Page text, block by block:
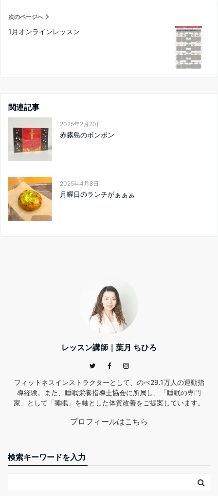
次のページへ
1月オンラインレッスン
関連記事
2025年2月20日
赤霧島のボンボン
2025年4月8日
月曜日のランチがぁぁぁ
レッスン講師｜葉月 ちひろ
フィットネスインストラクターとして、のべ29.1万人の運動指
導経験。また、睡眠栄養指導士協会に所属し、「睡眠の専門
家」として「睡眠」を軸とした体質改善をご提案しています。
プロフィールはこちら
検索キーワードを入力